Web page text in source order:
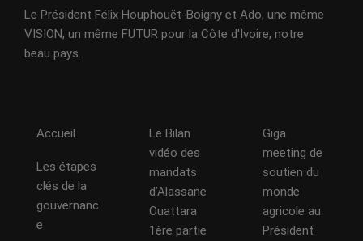
Le Président Félix Houphouët-Boigny et Ado, une même
VISION, un même FUTUR pour la Côte d'Ivoire, notre
beau pays.
Accueil
Les étapes
clés de la
gouvernanc
e
Le Bilan
vidéo des
mandats
d’Alassane
Ouattara
1ère partie
Giga
meeting de
soutien du
monde
agricole au
Président